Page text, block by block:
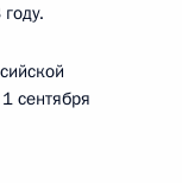
сентября